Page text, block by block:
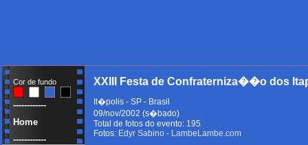
Cor de fundo
------------
Home
------------
XXIII Festa de Confraterniza��o dos
It�polis - SP - Brasil
09/nov/2002 (s�bado)
Total de fotos do evento: 195
Fotos: Edyr Sabino - LambeLambe.com